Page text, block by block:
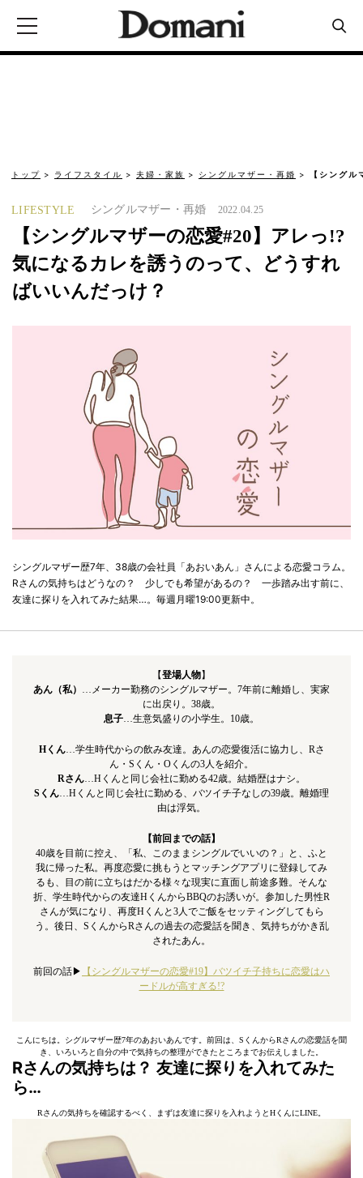
トップ ライフスタイル 夫婦・家族 シングルマザー・再婚 【シング
LIFESTYLE シングルマザー・再婚 2022.04.25
【シングルマザーの恋愛#20】アレっ!?
気になるカレを誘うのって、どうすれ
ばいいんだっけ？
シングルマザー歴7年、38歳の会社員「あおいあん」さんによる恋愛コラム。
Rさんの気持ちはどうなの？ 少しでも希望があるの？ 一歩踏み出す前に、
友達に探りを入れてみた結果…。毎週月曜19:00更新中。
【登場人物】
あん（私） …メーカー勤務のシングルマザー。7年前に離婚し、実家
に出戻り。38歳。
息子…生意気盛りの小学生。10歳。
Hくん…学生時代からの飲み友達。あんの恋愛復活に協力し、Rさ
ん・Sくん・Oくんの3人を紹介。
Rさん…Hくんと同じ会社に勤める42歳。結婚歴はナシ。
Sくん…Hくんと同じ会社に勤める、バツイチ子なしの39歳。離婚理
由は浮気。
【前回までの話】
40歳を目前に控え、「私、このままシングルでいいの？」と、ふと
我に帰った私。再度恋愛に挑もうとマッチングアプリに登録してみ
るも、目の前に立ちはだかる様々な現実に直面し前途多難。そんな
折、学生時代からの友達HくんからBBQのお誘いが。参加した男性R
さんが気になり、再度Hくんと3人でご飯をセッティングしてもら
う。後日、SくんからRさんの過去の恋愛話を聞き、気持ちがかき乱
されたあん。
前回の話▶︎
【シングルマザーの恋愛#19】バツイチ子持ちに恋愛はハ
ードルが高すぎる!?
こんにちは。シグルマザー歴7年のあおいあんです。前回は、SくんからRさんの恋愛話を聞
き、いろいろと自分の中で気持ちの整理ができたところまでお伝えしました。
Rさんの気持ちは？ 友達に探りを入れてみた
ら…
Rさんの気持ちを確認するべく、まずは友達に探りを入れようとHくんにLINE。